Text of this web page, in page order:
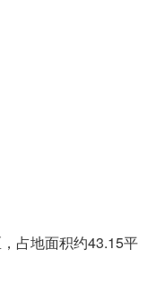
占地面积约43.15平